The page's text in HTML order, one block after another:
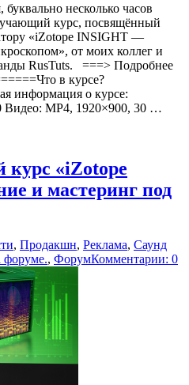
буквально несколько часов
курс, посвящённый
«iZotope INSIGHT —
от моих коллег и
RusTuts. ===> Подробнее
в курсе?
информация о курсе:
Видео: MP4, 1920×900, 30 …
«iZotope
и мастеринг под
, Продакшн, Реклама, Саунд
форуме., ФорумКомментарии: 0